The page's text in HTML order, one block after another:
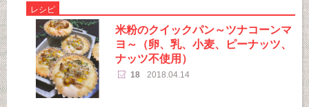
レシピ
米粉のクイックパン～ツナコーンマ
ヨ～（卵、乳、小麦、ピーナッツ、
ナッツ不使用）
18 2018.04.14